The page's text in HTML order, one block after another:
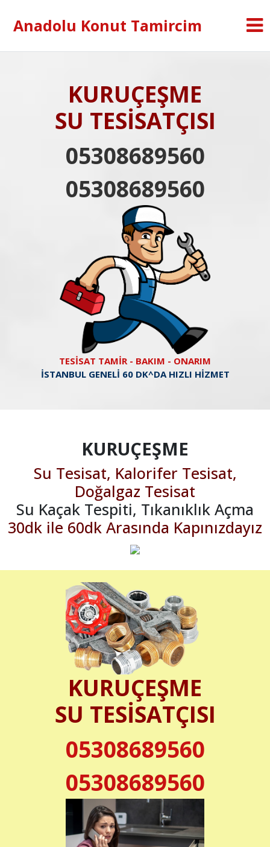
Anadolu Konut Tamircim
KURUÇEŞME
SU TESİSATÇISI
05308689560
05308689560
TESİSAT TAMİR - BAKIM - ONARIM
İSTANBUL GENELİ 60 DK^DA HIZLI HİZMET
KURUÇEŞME
Su Tesisat, Kalorifer Tesisat,
Doğalgaz Tesisat
Su Kaçak Tespiti, Tıkanıklık Açma
30dk ile 60dk Arasında Kapınızdayız
KURUÇEŞME
SU TESİSATÇISI
05308689560
05308689560